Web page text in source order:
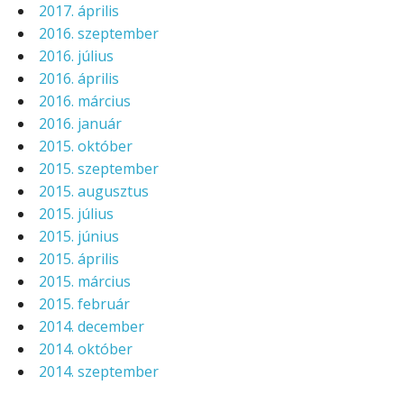
2017. április
2016. szeptember
2016. július
2016. április
2016. március
2016. január
2015. október
2015. szeptember
2015. augusztus
2015. július
2015. június
2015. április
2015. március
2015. február
2014. december
2014. október
2014. szeptember